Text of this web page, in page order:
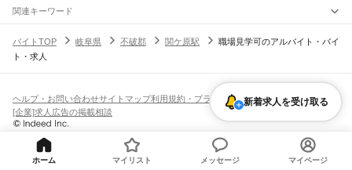
市区町村を追加・変更
岐阜県すべて
岐阜市
本巣郡加茂郡可児郡大野郡
駅を追加・変更
JR高山本線
岐阜駅 長森駅
下麻生駅
下油井駅 焼石駅
飛騨萩原駅
上呂駅飛騨宮田駅 飛騨小坂駅 飛騨一ノ宮駅
飛騨国府駅
飛騨古川駅
飛騨細江駅角川駅 打保駅杉原駅
職種を追加・変更
飲食・フードサービスすべて
ホールスタッフキッチンスタッフ 皿洗い・洗い場 精肉・鮮魚加工
給食調理
パン屋（ベーカリー）
バー（BAR）・バーテンダー
営業・販売
営業・販売
人気
日払いOK高校生歓迎 髪型・髪色自由ひげOKネイルOK
ピアスOK
オープニングスタッフ
留学生・外国人活躍中
勤務期間
短期単発・1日OK 期間限定（春夏冬休み等）
雇用形態を追加・変更
アルバイト・パート
正社員
契約社員
都道府県を変更
関連キーワード
バイトTOP
岐阜県 不破郡 関ケ原駅
職場見学可のアルバイト・バイ
ト・求人
新着求人を受け取る
ヘルプ・お問い合わせサイトマップ利用規約・プライバシーポリシー
[企業]求人広告の掲載相談
ホーム マイリスト メッセージ マイページ